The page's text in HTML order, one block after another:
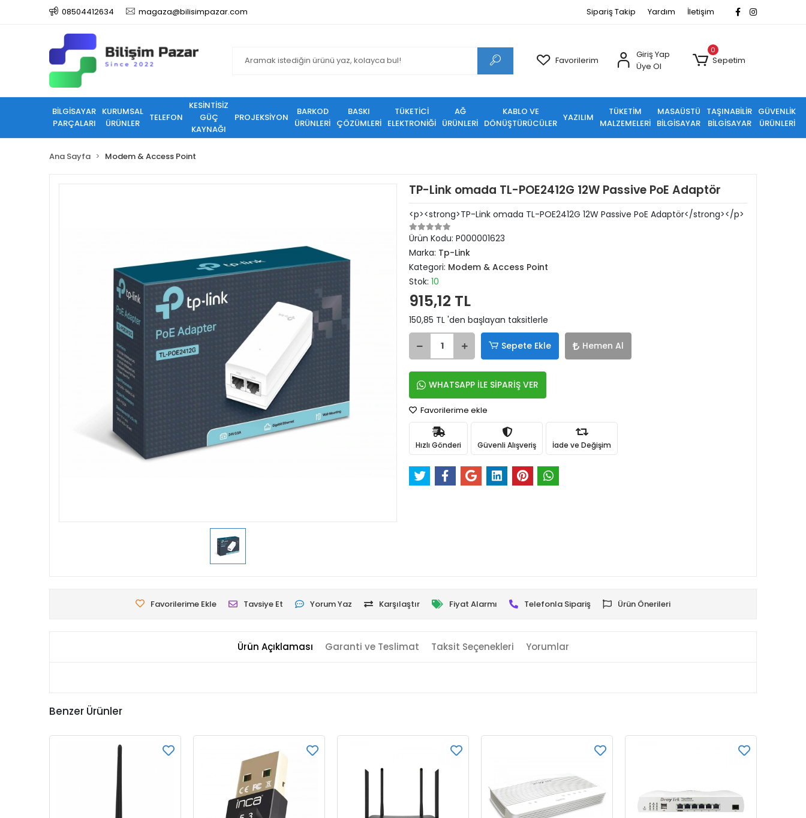
08504412634 magaza@bilisimpazar.com Sipariş Takip Yardım İletişim
Favorilerim
Giriş Yap
Üye Ol
0
Sepetim
BİLGİSAYAR
PARÇALARI
KURUMSAL
ÜRÜNLER
TELEFON
KESİNTİSİZ
GÜÇ
KAYNAĞI
PROJEKSİYON
BARKOD
ÜRÜNLERİ
BASKI
ÇÖZÜMLERİ
TÜKETİCİ
ELEKTRONİĞİ
AĞ
ÜRÜNLERİ
KABLO VE
DÖNÜŞTÜRÜCÜLER
YAZILIM
TÜKETİM
MALZEMELERİ
MASAÜSTÜ
BİLGİSAYAR
TAŞINABİLİR
BİLGİSAYAR
GÜVENLİK
ÜRÜNLERİ
Ana Sayfa Modem & Access Point
TP-Link omada TL-POE2412G 12W Passive PoE Adaptör
<p><strong>TP-Link omada TL-POE2412G 12W Passive PoE Adaptör</strong></p>
Ürün Kodu: P000001623
Marka: Tp-Link
Kategori: Modem & Access Point
Stok: 10
915,12 TL
150,85 TL 'den başlayan taksitlerle
Sepete Ekle Hemen Al
WHATSAPP İLE SİPARİŞ VER
Favorilerime ekle
Hızlı Gönderi Güvenli Alışveriş İade ve Değişim
Favorilerime Ekle Tavsiye Et Yorum Yaz Karşılaştır Fiyat Alarmı Telefonla Sipariş Ürün Önerileri
Ürün Açıklaması Garanti ve Teslimat Taksit Seçenekleri Yorumlar
Benzer Ürünler